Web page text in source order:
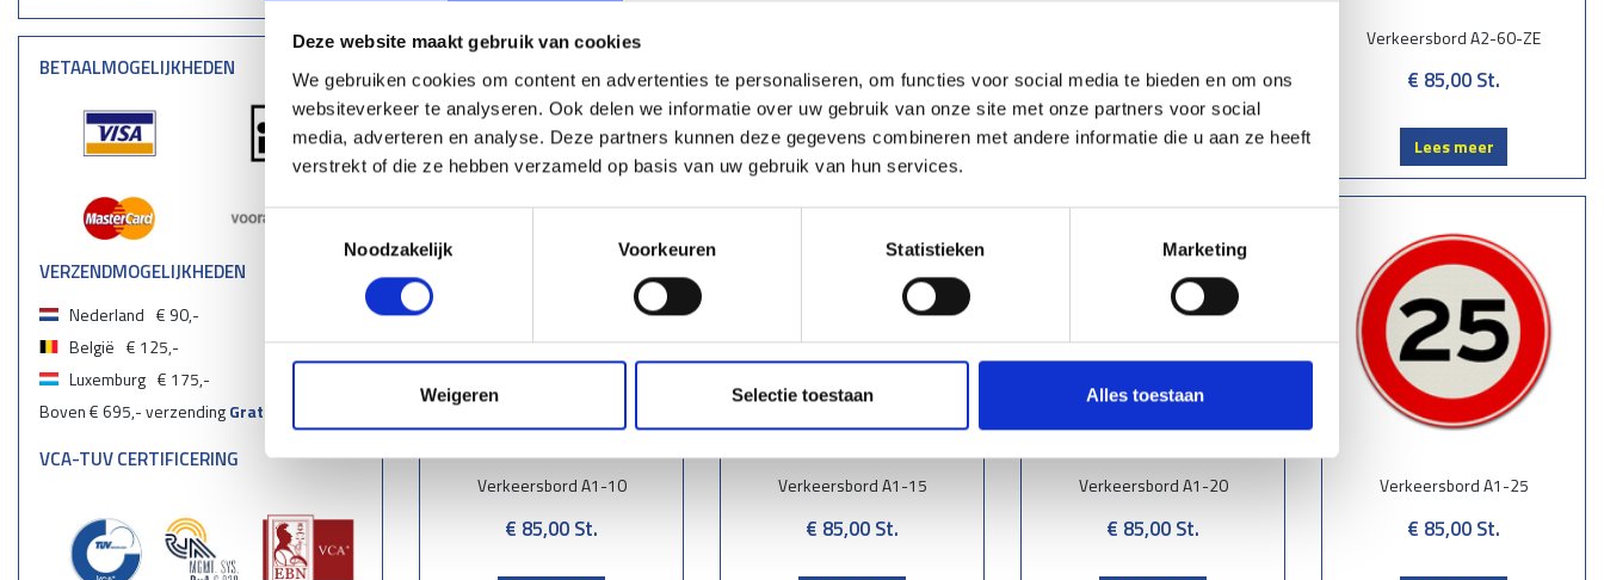
Deze website maakt gebruik van cookies
We gebruiken cookies om content en advertenties te personaliseren, om functies voor social media te bieden en om ons
websiteverkeer te analyseren. Ook delen we informatie over uw gebruik van onze site met onze partners voor social
media, adverteren en analyse. Deze partners kunnen deze gegevens combineren met andere informatie die u aan ze heeft
verstrekt of die ze hebben verzameld op basis van uw gebruik van hun services.
Toestemmingsselectie
Noodzakelijk
Voorkeuren Statistieken Marketing
Weigeren Selectie toestaan Alles toestaan
BETAALMOGELIJKHEDEN
VERZENDMOGELIJKHEDEN
Nederland € 90,-
België € 125,-
Luxemburg € 175,-
Boven € 695,- verzendingGratis
VCA-TUV CERTIFICERING
Verkeersbord A2-80
€ 85,00St.
Lees meer
€ 85,00St.
Lees meer
€ 85,00St.
Lees meer
Verkeersbord A2-60-ZE
€ 85,00 St.
Lees meer
Verkeersbord A1-10
€ 85,00 St.
Verkeersbord A1-15
€ 85,00 St.
Verkeersbord A1-20
€ 85,00 St.
Verkeersbord A1-25
€ 85,00 St.